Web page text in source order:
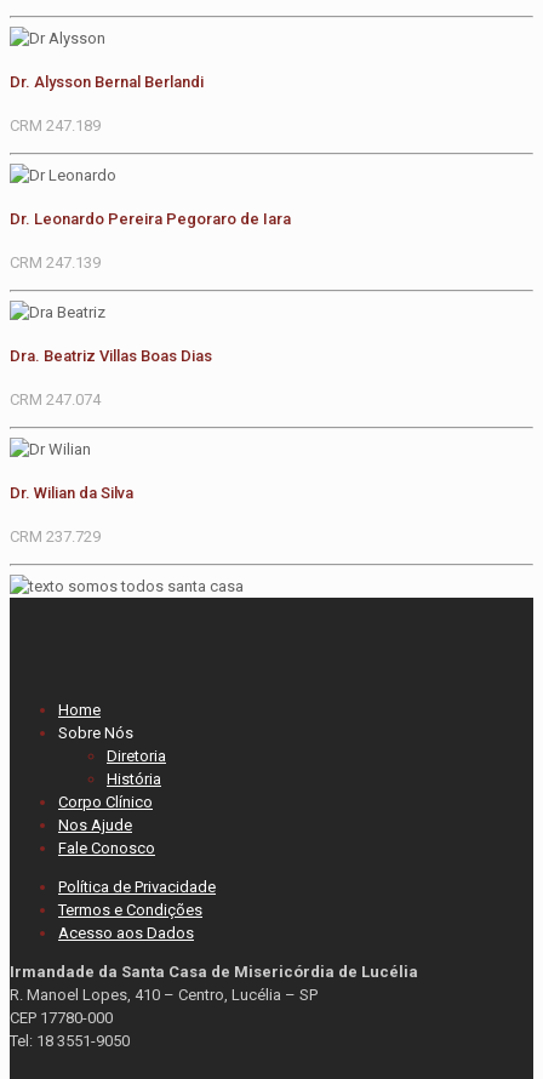
Dr. Alysson Bernal Berlandi
CRM 247.189
Dr. Leonardo Pereira Pegoraro de Iara
CRM 247.139
Dra. Beatriz Villas Boas Dias
CRM 247.074
Dr. Wilian da Silva
CRM 237.729
Home
Sobre Nós
Diretoria
História
Corpo Clínico
Nos Ajude
Fale Conosco
Política de Privacidade
Termos e Condições
Acesso aos Dados
Irmandade da Santa Casa de Misericórdia de Lucélia
R. Manoel Lopes, 410 – Centro, Lucélia – SP
CEP 17780-000
Tel: 18 3551-9050